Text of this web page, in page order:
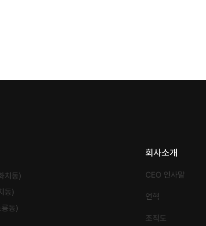
동)
동)
동)
회사소개
CEO 인사말
연혁
조직도